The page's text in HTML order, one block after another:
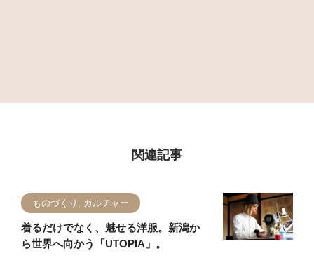
関連記事
ものづくり, カルチャー
着るだけでなく、魅せる洋服。新潟か
ら世界へ向かう「UTOPIA」。